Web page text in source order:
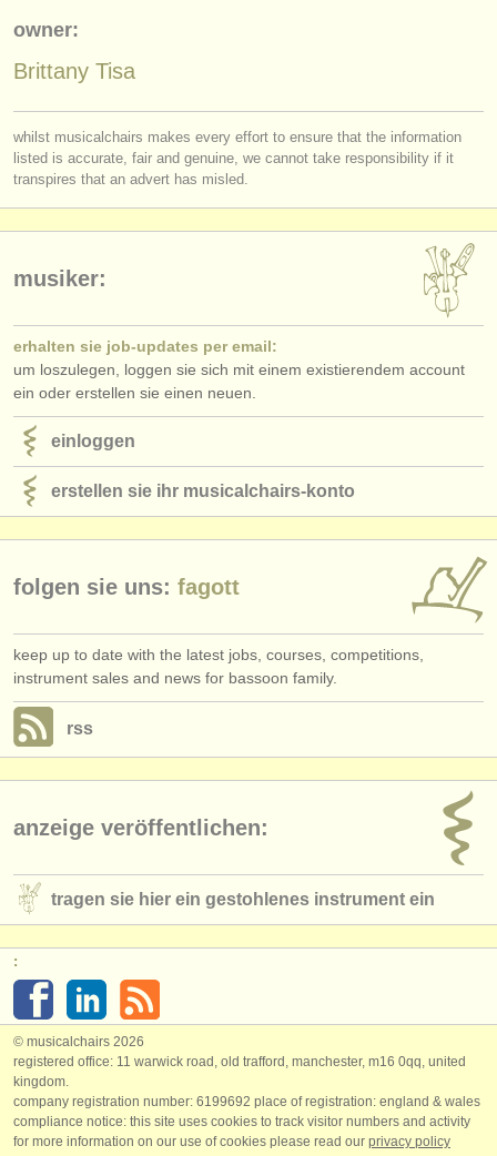
kontakt
rss feeds
nachrichten in der klassischen musik
verlage:
anzeige veröffentlichen
einloggen
owner:
Brittany Tisa
whilst musicalchairs makes every effort to ensure that the information
listed is accurate, fair and genuine, we cannot take responsibility if it
transpires that an advert has misled.
musiker:
erhalten sie job-updates per email:
um loszulegen, loggen sie sich mit einem existierendem account
ein oder erstellen sie einen neuen.
einloggen
erstellen sie ihr musicalchairs-konto
folgen sie uns: fagott
keep up to date with the latest jobs, courses, competitions,
instrument sales and news for bassoon family.
rss
anzeige veröffentlichen:
tragen sie hier ein gestohlenes instrument ein
:
© musicalchairs 2026
registered office: 11 warwick road, old trafford, manchester, m16 0qq, united
kingdom.
company registration number: ​6199692 place of registration: england & wales
compliance notice: ​this site uses cookies to track visitor numbers and activity
for more information on our use of cookies please read our privacy policy